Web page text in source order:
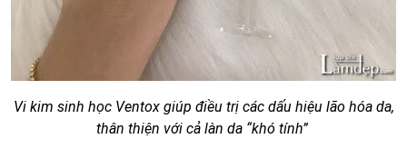
Vi kim sinh học Ventox giúp điều trị các dấu hiệu lão hóa da,
thân thiện với cả làn da “khó tính”